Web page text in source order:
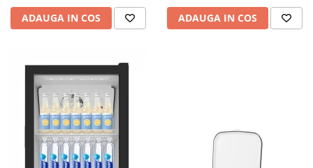
ADAUGA IN COS ADAUGA IN COS